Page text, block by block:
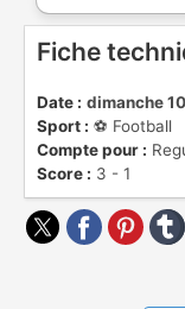
peuvent
(https://
alors que
troisième
Fiche
Date : dimanche
Sport : ⚽️ Football
Compte pour :
Score : 3 - 1